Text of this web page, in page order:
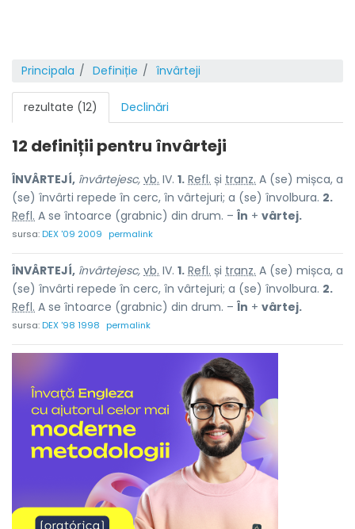
Principala Definiție învârteji
rezultate (12) Declinări
12 definiții pentru învârteji
ÎNVÂRTEJÍ, învârtejesc, vb. IV. 1. Refl. și tranz. A (se) mișca, a
(se) învârti repede în cerc, în vârtejuri; a (se) învolbura. 2.
Refl. A se întoarce (grabnic) din drum. – În + vârtej.
sursa:DEX '09 2009 permalink
ÎNVÂRTEJÍ, învârtejesc, vb. IV. 1. Refl. și tranz. A (se) mișca, a
(se) învârti repede în cerc, în vârtejuri; a (se) învolbura. 2.
Refl. A se întoarce (grabnic) din drum. – În + vârtej.
sursa:DEX '98 1998 permalink